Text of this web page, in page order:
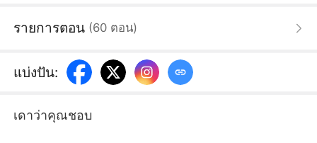
ปี อัญเชิญทีเร็กซ์อันเดดสุดแกร่ง พลังทะยานเหนือทุกนัก
รายการตอน (60 ตอน)
แบ่งปัน:
เดาว่าคุณชอบ